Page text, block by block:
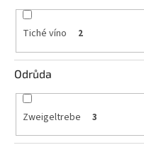
Tiché víno 2
Odrůda
Zweigeltrebe 3